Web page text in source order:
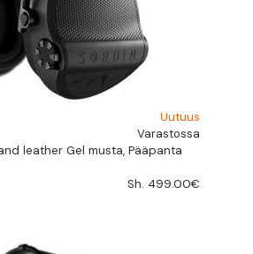
Uutuus
Varastossa
leather Gel musta, Pääpanta
Sh. 499.00€